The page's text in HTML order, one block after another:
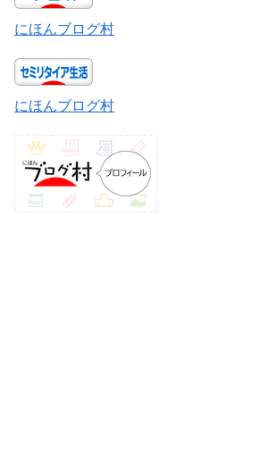
にほんブログ村
にほんブログ村